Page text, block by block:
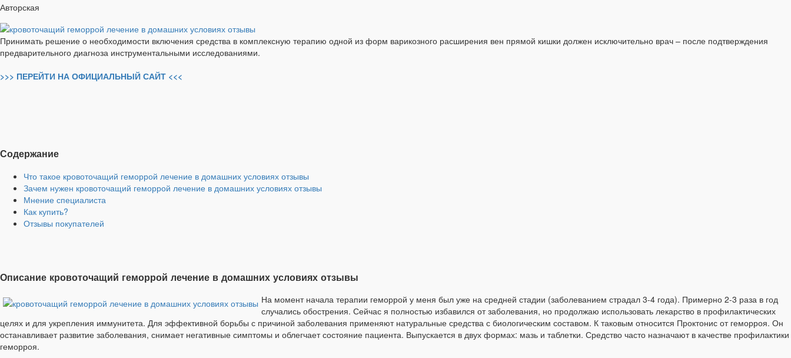
Авторская
Принимать решение о необходимости включения средства в комплексную терапию одной из форм варикозного расширения вен прямой кишки должен исключительно врач – после подтверждения
предварительного диагноза инструментальными исследованиями.
>>> ПЕРЕЙТИ НА ОФИЦИАЛЬНЫЙ САЙТ <<<
Содержание
Что такое кровоточащий геморрой лечение в домашних условиях отзывы
Зачем нужен кровоточащий геморрой лечение в домашних условиях отзывы
Мнение специалиста
Как купить?
Отзывы покупателей
Описание кровоточащий геморрой лечение в домашних условиях отзывы
На момент начала терапии геморрой у меня был уже на средней стадии (заболеванием страдал 3-4 года). Примерно 2-3 раза в год
случались обострения. Сейчас я полностью избавился от заболевания, но продолжаю использовать лекарство в профилактических
целях и для укрепления иммунитета. Для эффективной борьбы с причиной заболевания применяют натуральные средства с биологическим составом. К таковым относится Проктонис от геморроя. Он
останавливает развитие заболевания, снимает негативные симптомы и облегчает состояние пациента. Выпускается в двух формах: мазь и таблетки. Средство часто назначают в качестве профилактики
геморроя.